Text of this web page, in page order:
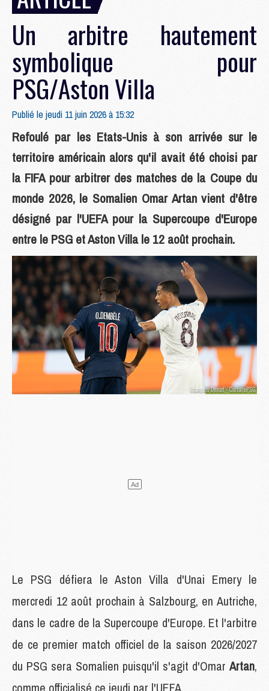
Un arbitre hautement
symbolique pour
PSG/Aston Villa
Publié le jeudi 11 juin 2026 à 15:32
Refoulé par les Etats-Unis à son arrivée sur le
territoire américain alors qu'il avait été choisi par
la FIFA pour arbitrer des matches de la Coupe du
monde 2026, le Somalien Omar Artan vient d'être
désigné par l'UEFA pour la Supercoupe d'Europe
entre le PSG et Aston Villa le 12 août prochain.
Le PSG défiera le Aston Villa d'Unai Emery le
mercredi 12 août prochain à Salzbourg, en Autriche,
dans le cadre de la Supercoupe d'Europe. Et l'arbitre
de ce premier match officiel de la saison 2026/2027
du PSG sera Somalien puisqu'il s'agit d'Omar Artan,
comme officialisé ce jeudi par l'UEFA.